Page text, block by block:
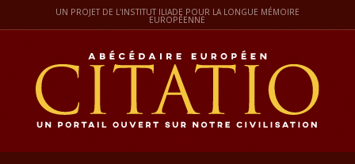
UN PROJET DE L'INSTITUT ILIADE POUR LA LONGUE MÉMOIRE
EUROPÉENNE